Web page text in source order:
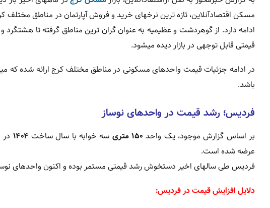
مسکن اقتصادآنلاین، تازه ترین نرخهای خرید و فروش آپارتمان در مناطق
ادامه دارد. از گوهردشت و عظیمیه به عنوان گران ترین مناطق گرفته تا
قیمتی قابل توجهی در بازار دیده میشود.
در ادامه جزئیات قیمت واحدهای مسکونی در مناطق مختلف کرج ارائه شده که
باشد.
فردیس؛ رشد قیمت در واحدهای نوساز
بر اساس گزارش موجود، یک واحد ۱۵۰ متری سه خوابه با سال ساخت ۱۴۰۴
عرضه شده است.
فردیس طی سالهای اخیر دستخوش رشد قیمتی مستمر بوده و اکنون واحدهای نوساز در این منطقه وارد
دلایل افزایش قیمت در فردیس: